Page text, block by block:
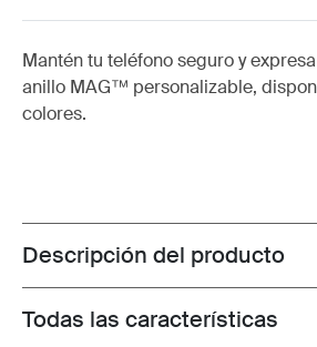
Mantén tu teléfono seguro y
anillo MAG™ personalizable,
colores.
Toggle overview
Descripción del producto
Toggle features
Todas las características